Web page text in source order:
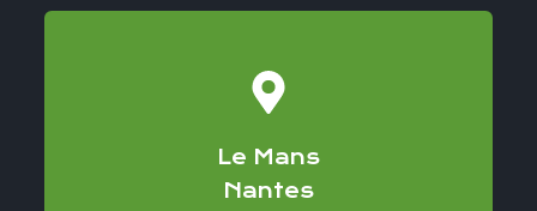
Le Mans
Nantes